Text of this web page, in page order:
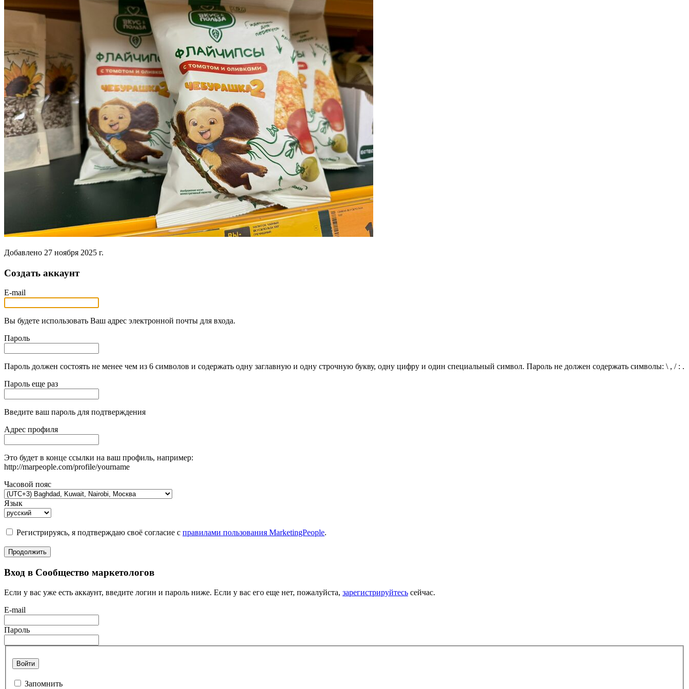
Добавлено 27 ноября 2025 г.
Создать аккаунт
E-mail
Вы будете использовать Ваш адрес электронной почты для входа.
Пароль
Пароль должен состоять не менее чем из 6 символов и содержать одну заглавную и одну строчную букву, одну цифру и один специальный символ. Пароль не должен содержать символы: \ , / : .
Пароль еще раз
Введите ваш пароль для подтверждения
Адрес профиля
Это будет в конце ссылки на ваш профиль, например:
http://marpeople.com/profile/yourname
Часовой пояс
Язык
Регистрируясь, я подтверждаю своё согласие с правилами пользования MarketingPeople.
Продолжить
Вход в Сообщество маркетологов
Если у вас уже есть аккаунт, введите логин и пароль ниже. Если у вас его еще нет, пожалуйста, зарегистрируйтесь сейчас.
E-mail
Пароль
Войти
Запомнить